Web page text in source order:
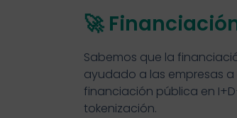
🚀
Sabemos que la
ayudado a las empresas
financiación pública en
tokenización.